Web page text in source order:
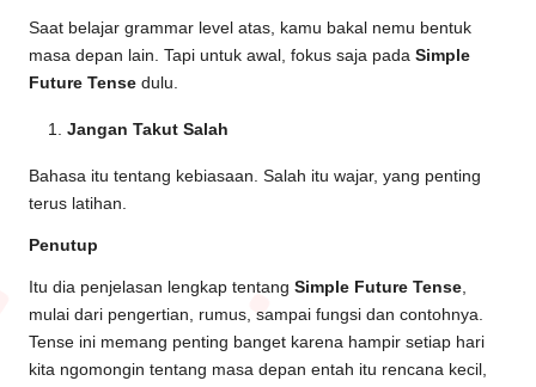
Saat belajar grammar level atas, kamu bakal nemu bentuk
masa depan lain. Tapi untuk awal, fokus saja pada Simple
Future Tense dulu.
Jangan Takut Salah
Bahasa itu tentang kebiasaan. Salah itu wajar, yang penting
terus latihan.
Penutup
Itu dia penjelasan lengkap tentang Simple Future Tense,
mulai dari pengertian, rumus, sampai fungsi dan contohnya.
Tense ini memang penting banget karena hampir setiap hari
kita ngomongin tentang masa depan entah itu rencana kecil,